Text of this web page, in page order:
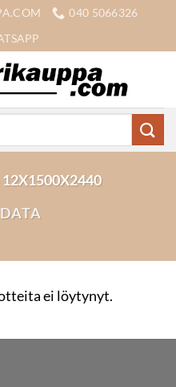
040 5066326
12X1500X2440
ei löytynyt.